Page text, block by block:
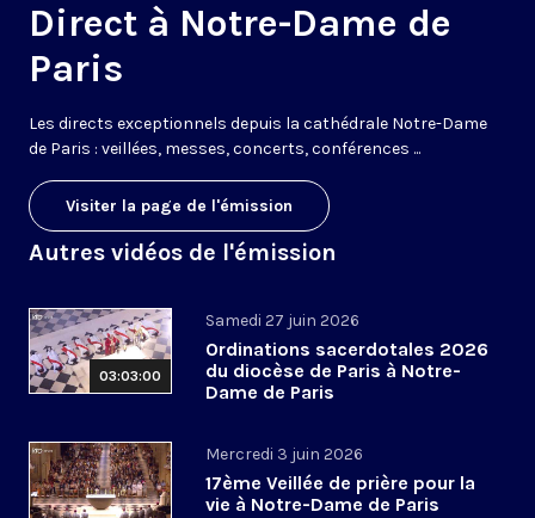
Direct à Notre-Dame de
Paris
Les directs exceptionnels depuis la cathédrale Notre-Dame
de Paris : veillées, messes, concerts, conférences ...
Visiter la page de l'émission
Autres vidéos de l'émission
03:03:00
Samedi 27 juin 2026
Ordinations sacerdotales 2026
du diocèse de Paris à Notre-
Dame de Paris
Mercredi 3 juin 2026
17ème Veillée de prière pour la
vie à Notre-Dame de Paris